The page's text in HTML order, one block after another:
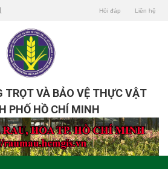
Hỏi đáp Liên hệ
TRỌT VÀ BẢO VỆ THỰC VẬT
PHỐ HỒ CHÍ MINH